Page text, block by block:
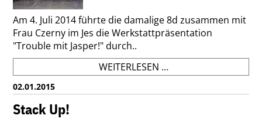
Am 4. Juli 2014 führte die damalige 8d zusammen mit
Frau Czerny im Jes die Werkstattpräsentation
"Trouble mit Jasper!" durch..
WEITERLESEN …"TROUBLE
MIT
JASPER!"
02.01.2015
Stack Up!